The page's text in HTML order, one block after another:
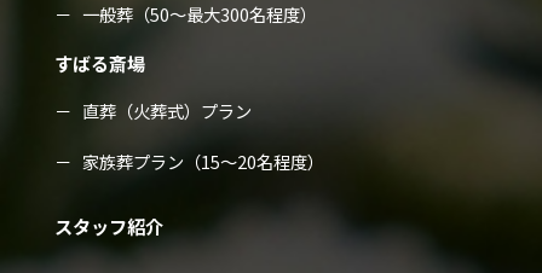
一般葬（50～最大300名程度）
すばる斎場
直葬（火葬式）プラン
家族葬プラン（15～20名程度）
スタッフ紹介